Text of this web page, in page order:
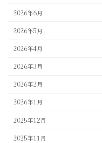
2026年6月
2026年5月
2026年4月
2026年3月
2026年2月
2026年1月
2025年12月
2025年11月